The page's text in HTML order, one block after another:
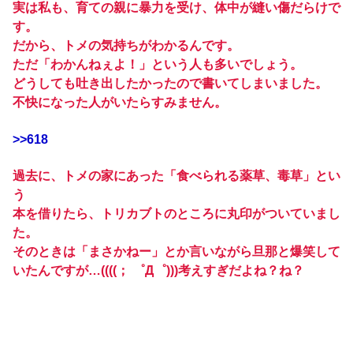
実は私も、育ての親に暴力を受け、体中が縫い傷だらけで
す。
だから、トメの気持ちがわかるんです。
ただ「わかんねぇよ！」という人も多いでしょう。
どうしても吐き出したかったので書いてしまいました。
不快になった人がいたらすみません。
>>618
過去に、トメの家にあった「食べられる薬草、毒草」とい
う
本を借りたら、トリカブトのところに丸印がついていまし
た。
そのときは「まさかねー」とか言いながら旦那と爆笑して
いたんですが…((((； ゜Д゜)))考えすぎだよね？ね？